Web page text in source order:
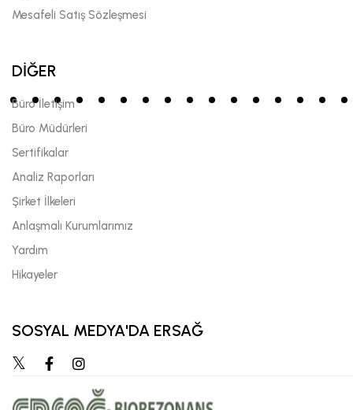
Mesafeli Satış Sözleşmesi
DİĞER
Büro İletişim
Büro Müdürleri
Sertifikalar
Analiz Raporları
Şirket İlkeleri
Anlaşmalı Kurumlarımız
Yardım
Hikayeler
SOSYAL MEDYA'DA ERSAĞ